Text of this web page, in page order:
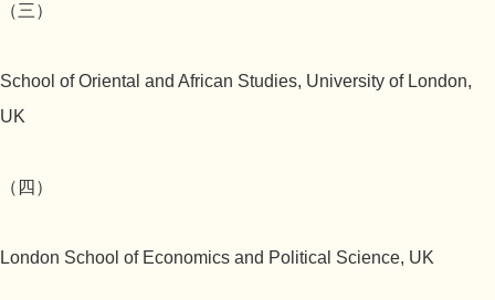
（三）
School of Oriental and African Studies, University of London,
UK
（四）
London School of Economics and Political Science, UK